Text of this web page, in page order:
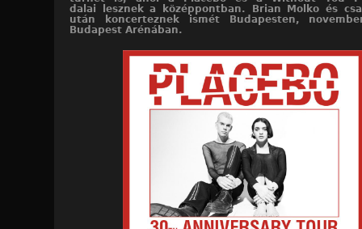
dalai lesznek a középpontban. Brian Molko és
után koncerteznek ismét Budapesten,
Budapest Arénában.